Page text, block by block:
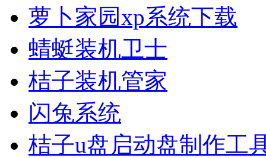
萝卜家园xp系统下载
蜻蜓装机卫士
桔子装机管家
闪兔系统
桔子u盘启动盘制作工